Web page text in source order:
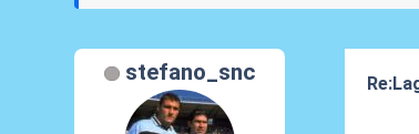
stefano_snc